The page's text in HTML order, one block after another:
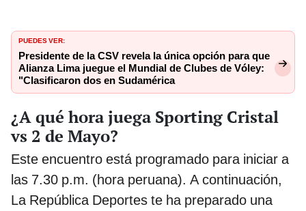
PUEDES VER:
Presidente de la CSV revela la única opción para que
Alianza Lima juegue el Mundial de Clubes de Vóley:
"Clasificaron dos en Sudamérica
¿A qué hora juega Sporting Cristal
vs 2 de Mayo?
Este encuentro está programado para iniciar a
las 7.30 p.m. (hora peruana). A continuación,
La República Deportes te ha preparado una